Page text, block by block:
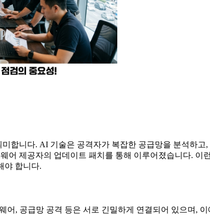
합니다. AI 기술은 공격자가 복잡한 공급망을 분석하고
제공자의 업데이트 패치를 통해 이루어졌습니다. 이
야 합니다.
, 공급망 공격 등은 서로 긴밀하게 연결되어 있으며,